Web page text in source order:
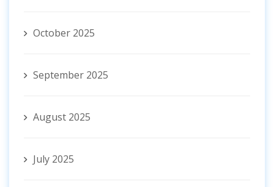
October 2025
September 2025
August 2025
July 2025